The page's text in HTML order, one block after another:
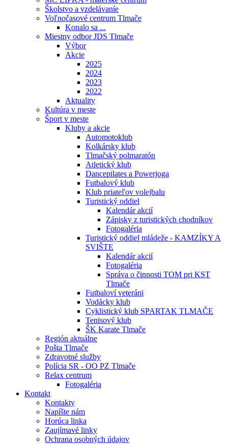
Školstvo a vzdelávaníe
Voľnočasové centrum Tlmače
Konalo sa ...
Miestny odbor JDS Tlmače
Výbor
Akcie
2025
2024
2023
2022
Aktuality
Kultúra v meste
Šport v meste
Kluby a akcie
Automotoklub
Kolkársky klub
Tlmačský polmaratón
Atletický klub
Dancepilates a Powerjoga
Futbalový klub
Klub priateľov volejbalu
Turistický oddiel
Kalendár akcií
Zápisky z turistických chodníkov
Fotogaléria
Turistický oddiel mládeže - KAMZÍKY A
SVIŠTE
Kalendár akcií
Fotogaléria
Správa o činnosti TOM pri KST
Tlmače
Futbaloví veteráni
Vodácky klub
Cyklistický klub SPARTAK TLMAČE
Tenisový klub
ŠK Karate Tlmače
Región aktuálne
Pošta Tlmače
Zdravotné služby
Polícia SR - OO PZ Tlmače
Relax centrum
Fotogaléria
Kontakt
Kontakty
Napíšte nám
Horúca linka
Zaujímavé linky
Ochrana osobných údajov